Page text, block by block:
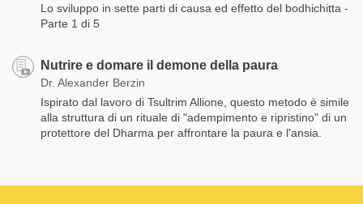
Lo sviluppo in sette parti di causa ed effetto del bodhichitta -
Parte 1 di 5
Nutrire e domare il demone della paura
Dr. Alexander Berzin
Ispirato dal lavoro di Tsultrim Allione, questo metodo è simile
alla struttura di un rituale di "adempimento e ripristino" di un
protettore del Dharma per affrontare la paura e l'ansia.